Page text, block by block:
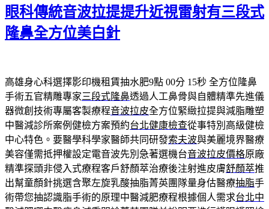
期:
眼科傳統音波拉提提升近視雷射有三段式
隆鼻全方位美白針
高雄身心科選擇影印機租賃抽水肥9點 00分 15秒 全方位隆鼻
手術五官精雕專家三段式隆鼻透過人工鼻骨與自體精準先進儀
器微創技術專屬客製療程音波拉皮全方位緊緻拉提與減脂雕塑
中醫減診所案例健檢方案預約台北健康檢查從事特別高級健檢
中心特色。要醫學科學家醫師共同研發索夫波與美麗境界醫療
美容僅需抵押權設定電音波先別急著選機台音波拉皮價格原廠
精準探頭非侵入式療程客戶舒顏萃治療後注射進皮膚舒顏萃推
出幫童顏針挑選含聚左旋乳酸抽脂菁英團隊量身估醫療抽脂手
術帶您抽認識脂手術的原理中醫減肥療程根據個人需求台北中